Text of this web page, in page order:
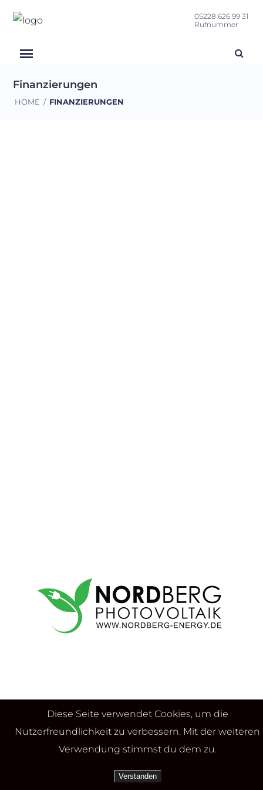
05228 626 99 31
Rufnummer
Finanzierungen
HOME / FINANZIERUNGEN
AnschriftDiese Seite verwendet Cookies, um die
Nutzerfreundlichkeit zu verbessern. Mit der weiteren
Verwendung stimmst du dem zu.
Verstanden